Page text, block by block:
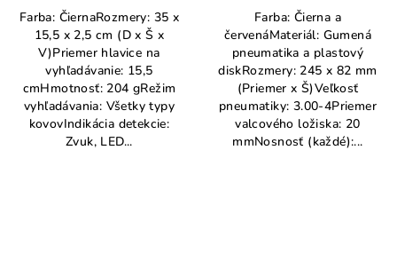
Farba: ČiernaRozmery: 35 x
15,5 x 2,5 cm (D x Š x
V)Priemer hlavice na
vyhľadávanie: 15,5
cmHmotnosť: 204 gRežim
vyhľadávania: Všetky typy
kovovIndikácia detekcie:
Zvuk, LED...
Farba: Čierna a
červenáMateriál: Gumená
pneumatika a plastový
diskRozmery: 245 x 82 mm
(Priemer x Š)Veľkosť
pneumatiky: 3.00-4Priemer
valcového ložiska: 20
mmNosnosť (každé):...